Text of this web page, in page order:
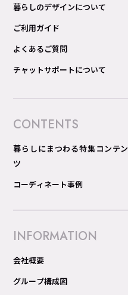
暮らしのデザインについて
ご利用ガイド
よくあるご質問
チャットサポートについて
CONTENTS
暮らしにまつわる特集コンテン
ツ
コーディネート事例
INFORMATION
会社概要
グループ構成図